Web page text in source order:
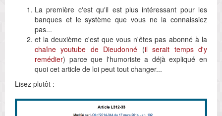
La première c'est qu'il est plus intéressant pour les
banques et le système que vous ne la connaissiez
pas...
et la deuxième c'est que vous n'êtes pas abonné à la
chaîne youtube de Dieudonné (il serait temps d'y
remédier) parce que l'humoriste a déjà expliqué en
quoi cet article de loi peut tout changer...
Lisez plutôt :